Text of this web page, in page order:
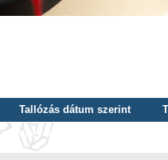
Tallózás dátum szerint
nyelv szerint